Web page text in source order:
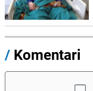
/ Komentari